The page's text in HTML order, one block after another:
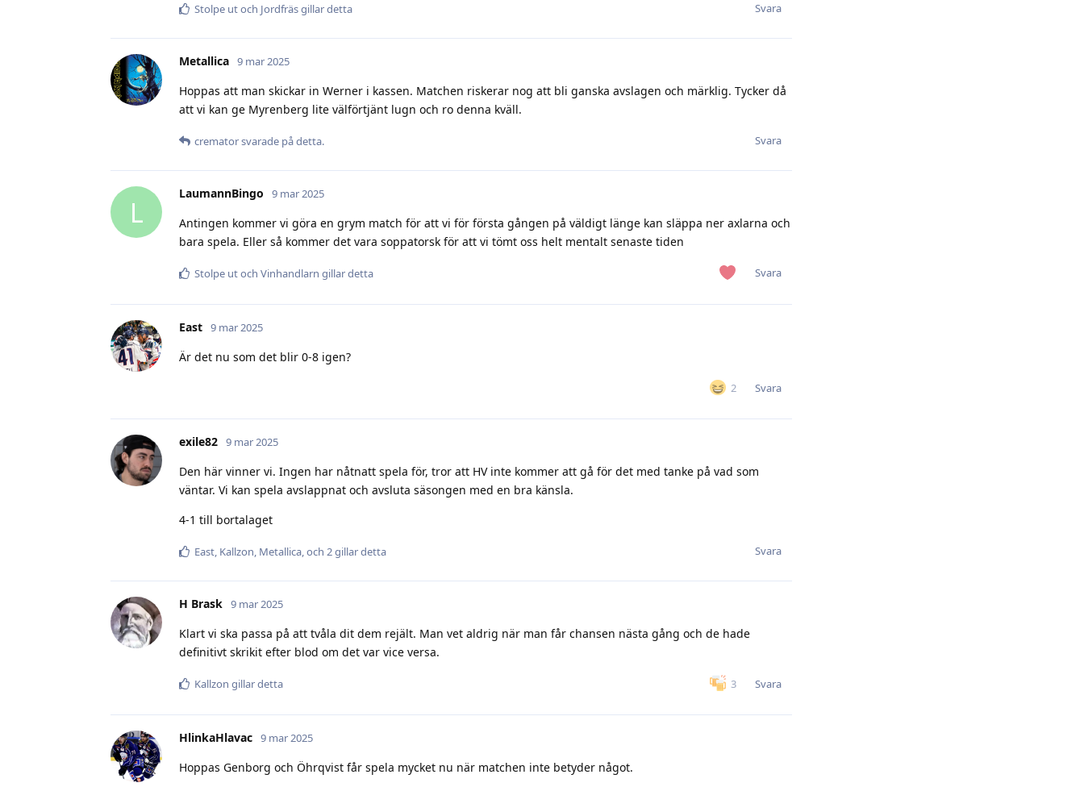
Svara
Stolpe utoch Jordfräsgillar detta
Metallica 9 mar 2025
Hoppas att man skickar in Werner i kassen. Matchen riskerar nog att bli ganska avslagen och märklig. Tycker då
att vi kan ge Myrenberg lite välförtjänt lugn och ro denna kväll.
Svara
crematorsvarade på detta.
L
LaumannBingo 9 mar 2025
Antingen kommer vi göra en grym match för att vi för första gången på väldigt länge kan släppa ner axlarna och
bara spela. Eller så kommer det vara soppatorsk för att vi tömt oss helt mentalt senaste tiden
Svara
Stolpe utoch Vinhandlarn gillar detta
East 9 mar 2025
Är det nu som det blir 0-8 igen?
2 Svara
exile82 9 mar 2025
Den här vinner vi. Ingen har nåtnatt spela för, tror att HV inte kommer att gå för det med tanke på vad som
väntar. Vi kan spela avslappnat och avsluta säsongen med en bra känsla.
4-1 till bortalaget
Svara
East, Kallzon, Metallica, och 2gillar detta
H Brask 9 mar 2025
Klart vi ska passa på att tvåla dit dem rejält. Man vet aldrig när man får chansen nästa gång och de hade
definitivt skrikit efter blod om det var vice versa.
3 Svara
Kallzon gillar detta
HlinkaHlavac 9 mar 2025
Hoppas Genborg och Öhrqvist får spela mycket nu när matchen inte betyder något.